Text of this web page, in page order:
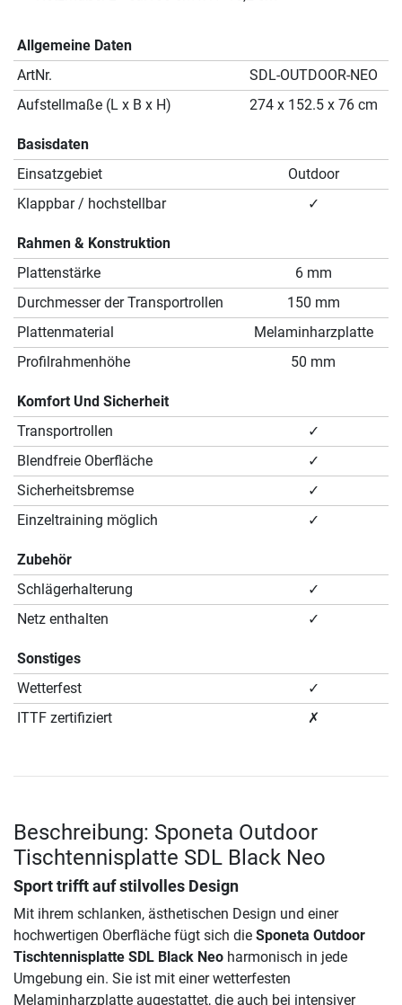
Allgemeine Daten
ArtNr.
SDL-OUTDOOR-NEO
Aufstellmaße (L x B x H)
274 x 152.5 x 76 cm
Basisdaten
Einsatzgebiet
Outdoor
Klappbar / hochstellbar
✓
Rahmen & Konstruktion
Plattenstärke
6 mm
Durchmesser der Transportrollen
150 mm
Plattenmaterial
Melaminharzplatte
Profilrahmenhöhe
50 mm
Komfort Und Sicherheit
Transportrollen
✓
Blendfreie Oberfläche
✓
Sicherheitsbremse
✓
Einzeltraining möglich
✓
Zubehör
Schlägerhalterung
✓
Netz enthalten
✓
Sonstiges
Wetterfest
✓
ITTF zertifiziert
✗
Beschreibung: Sponeta Outdoor
Tischtennisplatte SDL Black Neo
Sport trifft auf stilvolles Design
Mit ihrem schlanken, ästhetischen Design und einer
hochwertigen Oberfläche fügt sich die Sponeta Outdoor
Tischtennisplatte SDL Black Neo harmonisch in jede
Umgebung ein. Sie ist mit einer wetterfesten
Melaminharzplatte augestattet, die auch bei intensiver